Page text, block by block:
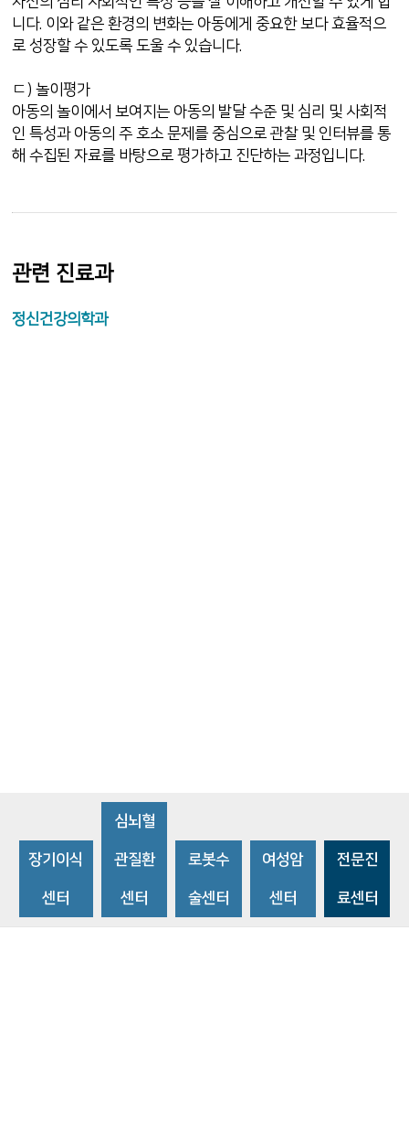
니다. 이와 같은 환경의 변화는 아동에게 중요한 보다 효율적으
로 성장할 수 있도록 도울 수 있습니다.
ㄷ) 놀이평가
아동의 놀이에서 보여지는 아동의 발달 수준 및 심리 및 사회적
인 특성과 아동의 주 호소 문제를 중심으로 관찰 및 인터뷰를 통
해 수집된 자료를 바탕으로 평가하고 진단하는 과정입니다.
관련 진료과
정신건강의학과
장기이식
센터
심뇌혈
관질환
센터
로봇수
술센터
여성암
센터
전문진
료센터